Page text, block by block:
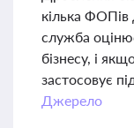
кілька ФОПів
служба
бізнесу, і
застосовує
Джерело